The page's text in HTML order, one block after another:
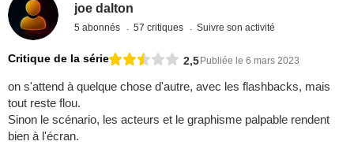
joe dalton
5 abonnés 57 critiques Suivre son activité
Critique de la série 2,5Publiée le 6 mars 2023
on s'attend à quelque chose d'autre, avec les flashbacks, mais
tout reste flou.
Sinon le scénario, les acteurs et le graphisme palpable rendent
bien à l'écran.